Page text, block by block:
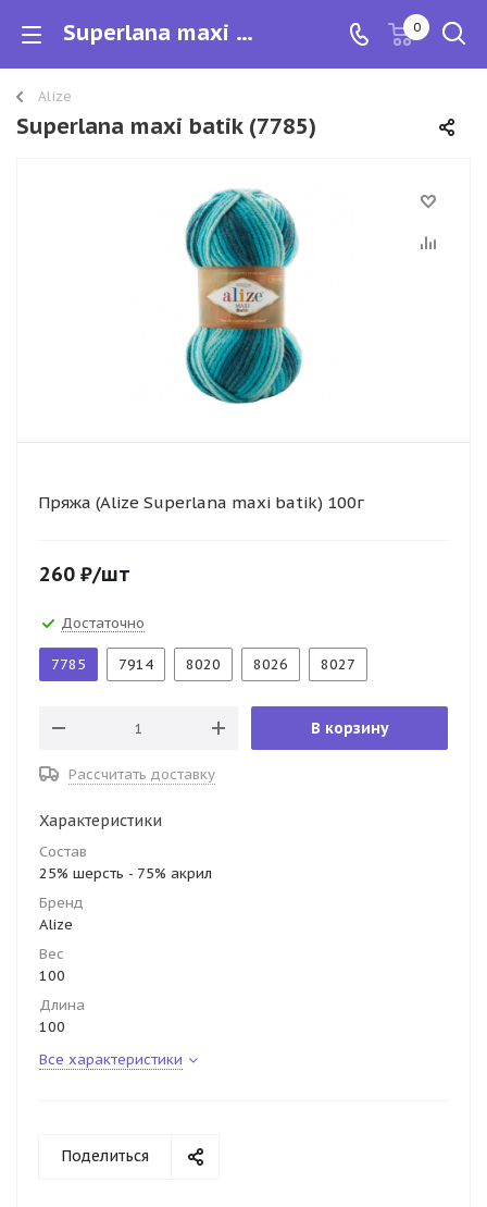
Superlana maxi batik 0
Alize
Superlana maxi batik (7785)
Пряжа (Alize Superlana maxi batik) 100г
260 ₽/шт
Достаточно
7785 7914 8020 8026 8027
В корзину
Рассчитать доставку
Характеристики
Состав
25% шерсть - 75% акрил
Бренд
Alize
Вес
100
Длина
100
Все характеристики
Поделиться